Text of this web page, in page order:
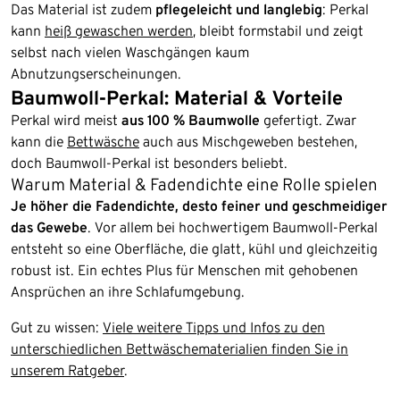
Das Material ist zudem pflegeleicht und langlebig: Perkal
kann heiß gewaschen werden, bleibt formstabil und zeigt
selbst nach vielen Waschgängen kaum
Abnutzungserscheinungen.
Baumwoll-Perkal: Material & Vorteile
Perkal wird meist aus 100 % Baumwolle gefertigt. Zwar
kann die Bettwäsche auch aus Mischgeweben bestehen,
doch Baumwoll-Perkal ist besonders beliebt.
Warum Material & Fadendichte eine Rolle spielen
Je höher die Fadendichte, desto feiner und geschmeidiger
das Gewebe. Vor allem bei hochwertigem Baumwoll-Perkal
entsteht so eine Oberfläche, die glatt, kühl und gleichzeitig
robust ist. Ein echtes Plus für Menschen mit gehobenen
Ansprüchen an ihre Schlafumgebung.
Gut zu wissen: Viele weitere Tipps und Infos zu den
unterschiedlichen Bettwäschematerialien finden Sie in
unserem Ratgeber.